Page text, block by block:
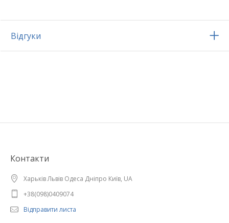
Відгуки
Контакти
Харьків Львів Одеса Дніпро Київ, UA
+38(098)0409074
Відправити листа